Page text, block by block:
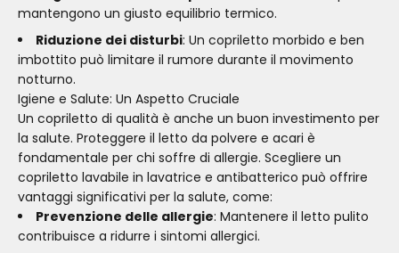
mantengono un giusto equilibrio termico.
Riduzione dei disturbi: Un copriletto morbido e ben
imbottito può limitare il rumore durante il movimento
notturno.
Igiene e Salute: Un Aspetto Cruciale
Un copriletto di qualità è anche un buon investimento per
la salute. Proteggere il letto da polvere e acari è
fondamentale per chi soffre di allergie. Scegliere un
copriletto lavabile in lavatrice e antibatterico può offrire
vantaggi significativi per la salute, come:
Prevenzione delle allergie: Mantenere il letto pulito
contribuisce a ridurre i sintomi allergici.